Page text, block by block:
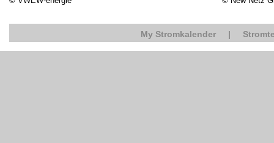
My Stromkalender |